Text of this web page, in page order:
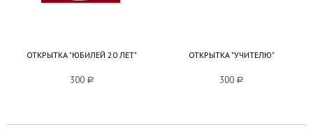
ОТКРЫТКА "ЮБИЛЕЙ 20 ЛЕТ"
300 a
ОТКРЫТКА "УЧИТЕЛЮ"
300 a